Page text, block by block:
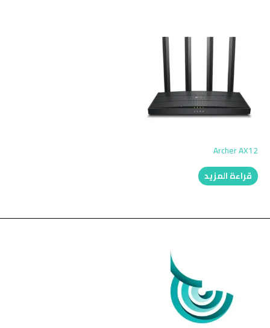
Archer AX12
قراءة المزيد